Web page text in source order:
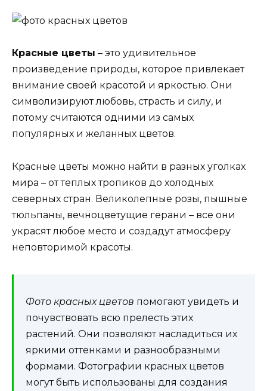
Красные цветы – это удивительное
произведение природы, которое привлекает
внимание своей красотой и яркостью. Они
символизируют любовь, страсть и силу, и
потому считаются одними из самых
популярных и желанных цветов.
Красные цветы можно найти в разных уголках
мира – от теплых тропиков до холодных
северных стран. Великолепные розы, пышные
тюльпаны, вечноцветущие герани – все они
украсят любое место и создадут атмосферу
неповторимой красоты.
Фото красных цветов помогают увидеть и
почувствовать всю прелесть этих
растений. Они позволяют насладиться их
яркими оттенками и разнообразными
формами. Фотографии красных цветов
могут быть использованы для создания